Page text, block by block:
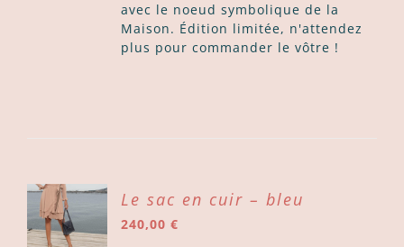
avec le noeud symbolique de la
Maison. Édition limitée, n'attendez
plus pour commander le vôtre !
Le sac en cuir – bleu
240,00€